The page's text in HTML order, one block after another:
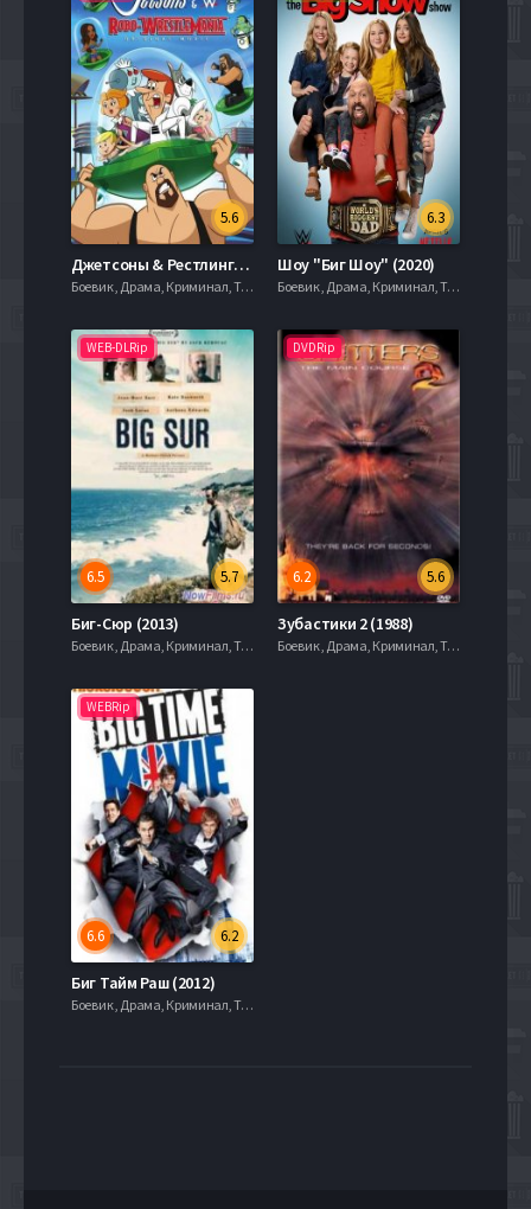
5.6
Джетсоны & Рестлинг: Робо-Рестлинг (2017)
Боевик , Драма, Криминал, Триллер, 2021, 720hd, mobilen
6.3
Шоу "Биг Шоу" (2020)
Боевик , Драма, Криминал, Триллер, 2021, 720hd, mobilen
WEB-DLRip
5.7
6.5
Биг-Сюр (2013)
Боевик , Драма, Криминал, Триллер, 2021, 720hd, mobilen
DVDRip
5.6
6.2
Зубастики 2 (1988)
Боевик , Драма, Криминал, Триллер, 2021, 720hd, mobilen
WEBRip
6.2
6.6
Биг Тайм Раш (2012)
Боевик , Драма, Криминал, Триллер, 2021, 720hd, mobilen